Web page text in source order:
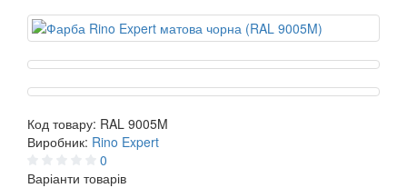
Код товару: RAL 9005M
Виробник: Rino Expert
0
Варіанти товарів